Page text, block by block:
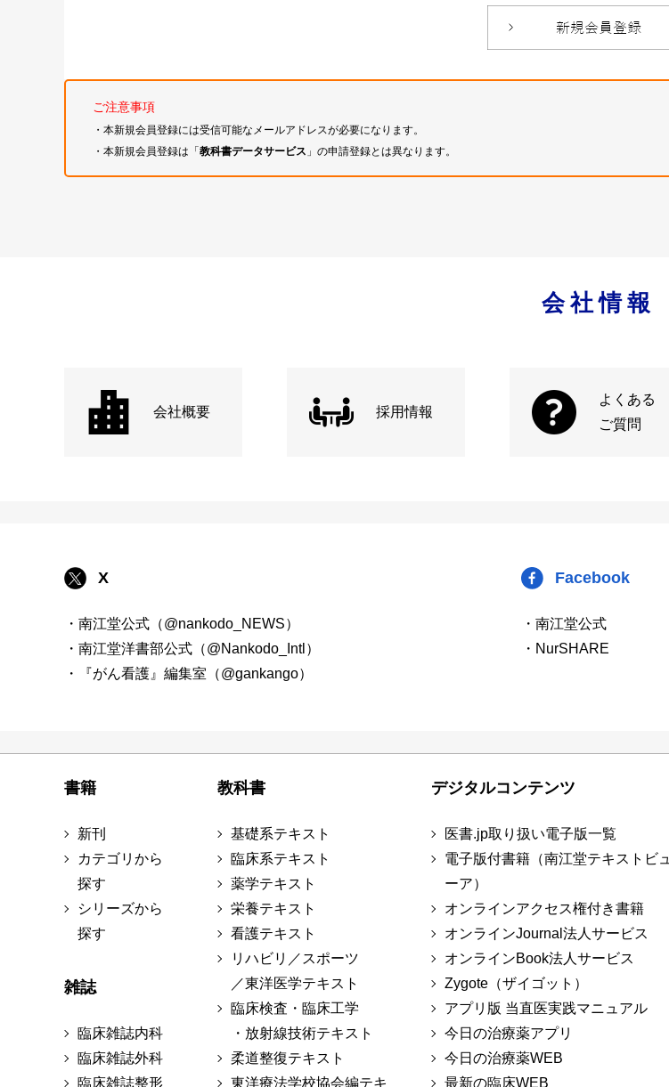
ご注意事項
・本新規会員登録には受信可能なメールアドレスが必要になります。
・本新規会員登録は「教科書データサービス 」の申請登録とは異なります。
会社情報
会社概要 採用情報
よくある
ご質問
X
・南江堂公式（@nankodo_NEWS）
・南江堂洋書部公式（@Nankodo_Intl）
・『がん看護』編集室（@gankango）
Facebook
・南江堂公式
・NurSHARE
書籍
新刊
カテゴリから
探す
シリーズから
探す
雑誌
臨床雑誌内科
臨床雑誌外科
臨床雑誌整形
教科書
基礎系テキスト
臨床系テキスト
薬学テキスト
栄養テキスト
看護テキスト
リハビリ／スポーツ
／東洋医学テキスト
臨床検査・臨床工学
・放射線技術テキスト
柔道整復テキスト
東洋療法学校協会編テキ
デジタルコンテンツ
医書.jp取り扱い電子版一覧
電子版付書籍（南江堂テキストビュ
ーア）
オンラインアクセス権付き書籍
オンラインJournal法人サービス
オンラインBook法人サービス
Zygote（ザイゴット）
アプリ版 当直医実践マニュアル
今日の治療薬アプリ
今日の治療薬WEB
最新の臨床WEB